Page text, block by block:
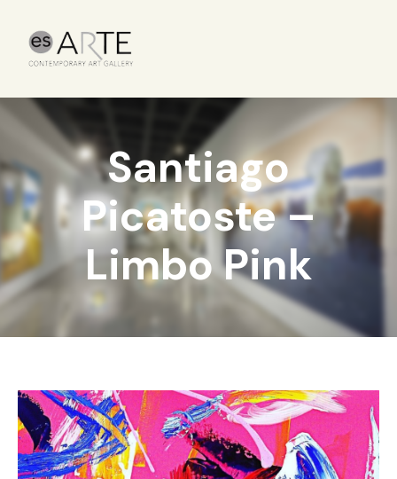
Santiago
Picatoste –
Limbo Pink